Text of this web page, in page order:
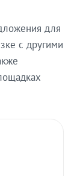
для
с другими